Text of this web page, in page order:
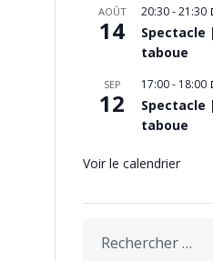
AOÛT
14
20:30-21:30
Spectacle
taboue
SEP
12
17:00- 18:00
Spectacle
taboue
Voir le calendrier
for: